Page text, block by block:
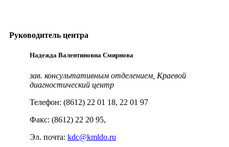
Руководитель центра
Надежда Валентиновна Смирнова
зав. консультативным отделением, Краевой
диагностический центр
Телефон: (8612) 22 01 18, 22 01 97
Факс: (8612) 22 20 95,
Эл. почта: kdc@kmldo.ru